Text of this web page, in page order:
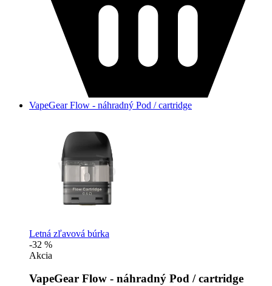
VapeGear Flow - náhradný Pod / cartridge
Letná zľavová búrka
-32 %
Akcia
VapeGear Flow - náhradný Pod / cartridge